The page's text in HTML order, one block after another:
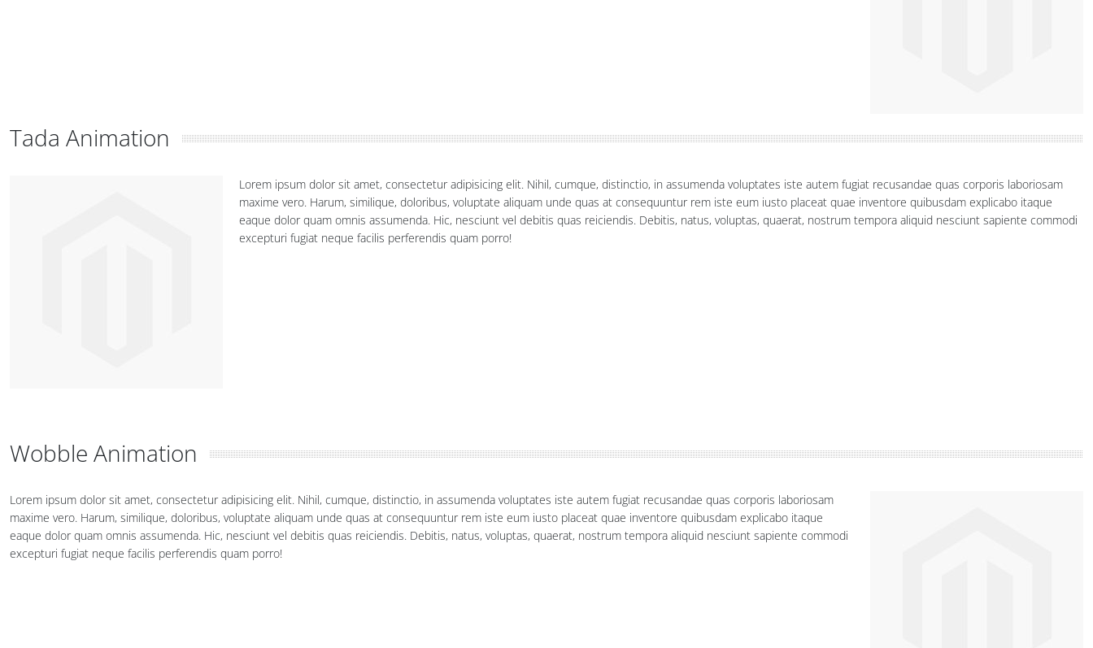
Tada Animation
Lorem ipsum dolor sit amet, consectetur adipisicing elit. Nihil, cumque, distinctio, in assumenda voluptates iste autem fugiat recusandae quas corporis laboriosam
maxime vero. Harum, similique, doloribus, voluptate aliquam unde quas at consequuntur rem iste eum iusto placeat quae inventore quibusdam explicabo itaque
eaque dolor quam omnis assumenda. Hic, nesciunt vel debitis quas reiciendis. Debitis, natus, voluptas, quaerat, nostrum tempora aliquid nesciunt sapiente commodi
excepturi fugiat neque facilis perferendis quam porro!
Wobble Animation
Lorem ipsum dolor sit amet, consectetur adipisicing elit. Nihil, cumque, distinctio, in assumenda voluptates iste autem fugiat recusandae quas corporis laboriosam
maxime vero. Harum, similique, doloribus, voluptate aliquam unde quas at consequuntur rem iste eum iusto placeat quae inventore quibusdam explicabo itaque
eaque dolor quam omnis assumenda. Hic, nesciunt vel debitis quas reiciendis. Debitis, natus, voluptas, quaerat, nostrum tempora aliquid nesciunt sapiente commodi
excepturi fugiat neque facilis perferendis quam porro!